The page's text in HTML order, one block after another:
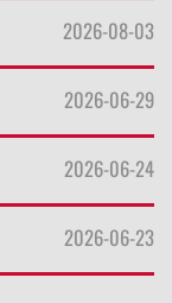
2026-08-03
2026-06-29
2026-06-24
2026-06-23